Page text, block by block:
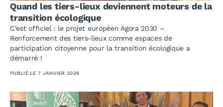
Quand les tiers-lieux deviennent moteurs de la
transition écologique
C’est officiel : le projet européen Agora 2030 –
Renforcement des tiers-lieux comme espaces de
participation citoyenne pour la transition écologique a
démarré !
PUBLIÉ LE 7 JANVIER 2026